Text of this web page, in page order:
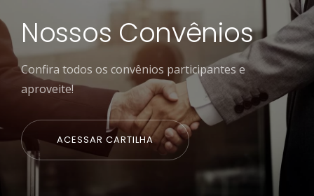
Nossos Convênios
Confira todos os convênios participantes e
aproveite!
ACESSAR CARTILHA